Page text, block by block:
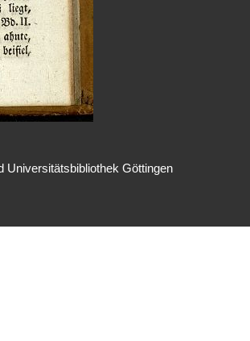
Universitätsbibliothek Göttingen